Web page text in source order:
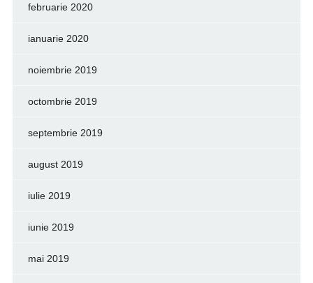
februarie 2020
ianuarie 2020
noiembrie 2019
octombrie 2019
septembrie 2019
august 2019
iulie 2019
iunie 2019
mai 2019